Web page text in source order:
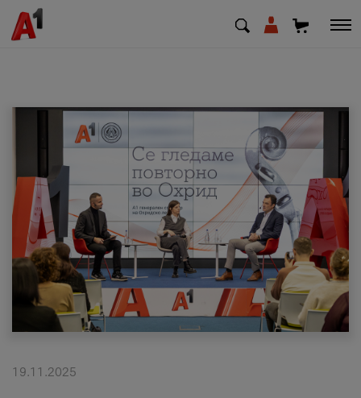
МК SQ
Приватни Деловни
Поддршка
Надополни кредит
19.11.2025